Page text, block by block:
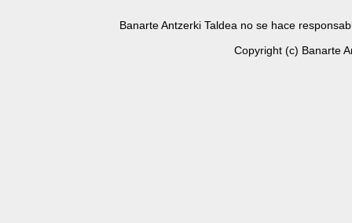
Banarte Antzerki Taldea no se hace
Copyright (c) Banarte